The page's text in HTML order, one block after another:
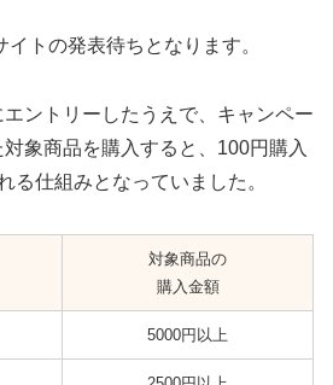
トの発表待ちとなります。
ントリーしたうえで、キャンペー
象商品を購入すると、100円購入
る仕組みとなっていました。
対象商品の
購入金額
5000円以上